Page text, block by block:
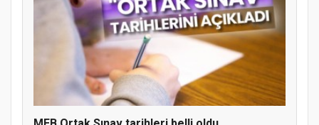
Hz. Peygamber ve Gençlik Konferansı